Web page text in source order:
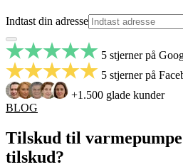
Indtast din adresse
5 stjerner på
5 stjerner på
+1.500 glade kunder
BLOG
Tilskud til
tilskud?